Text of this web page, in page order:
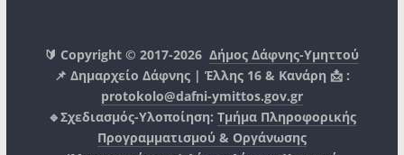
🔰 Copyright © 2017-2026Δήμος Δάφνης-Υμηττού
📌 Δημαρχείο Δάφνης | Έλλης 16 & Κανάρη 📩 :
protokolo@dafni-ymittos.gov.gr
🔹Σχεδιασμός-Υλοποίηση: Τμήμα Πληροφορικής
Προγραμματισμού & Οργάνωσης